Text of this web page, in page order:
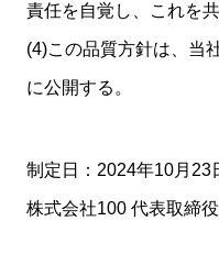
責任を自覚し、これを
(4)この品質方針は、当
に公開する。
制定日：2024年10月23
株式会社100 代表取締